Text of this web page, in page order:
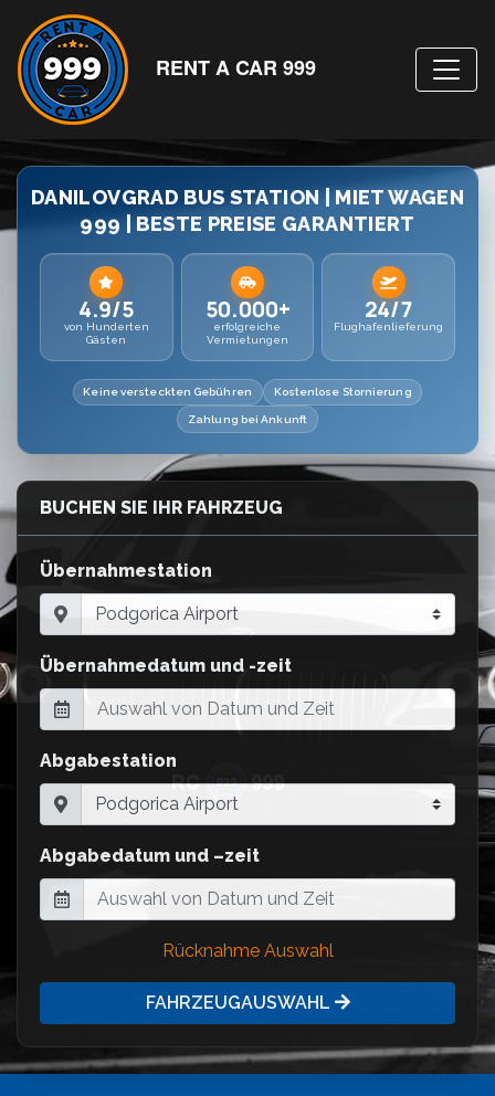
RENT A CAR 999
DANILOVGRAD BUS STATION | MIET WAGEN
999 | BESTE PREISE GARANTIERT
4.9/5
von Hunderten
Gästen
50.000+
erfolgreiche
Vermietungen
24/7
Flughafenlieferung
Keine versteckten Gebühren Kostenlose Stornierung
Zahlung bei Ankunft
BUCHEN SIE IHR FAHRZEUG
Übernahmestation
Übernahmedatum und -zeit
Abgabestation
Abgabedatum und –zeit
Rücknahme Auswahl
FAHRZEUGAUSWAHL